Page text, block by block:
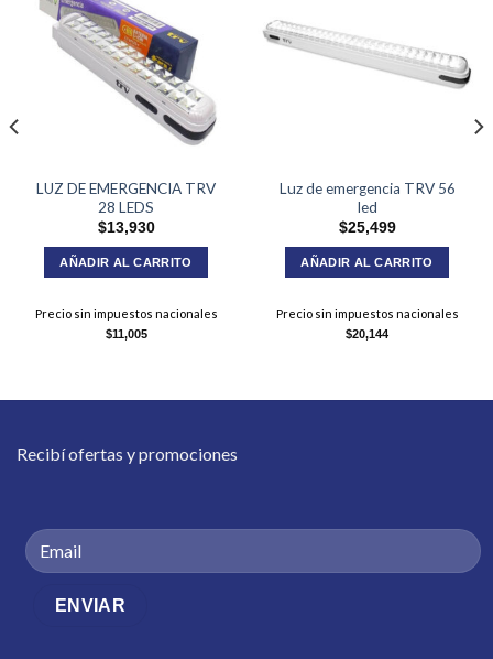
LUZ DE EMERGENCIA TRV
28 LEDS
$13,930
AÑADIR AL CARRITO
Precio sin impuestos nacionales
$11,005
Luz de emergencia TRV 56
led
$25,499
AÑADIR AL CARRITO
Precio sin impuestos nacionales
$20,144
Recibí ofertas y promociones